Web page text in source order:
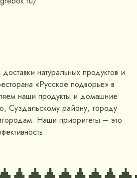
натуральных продуктов и
«Русское подворье» в
наши продукты и домашние
Суздальскому району, городу
Наши приоритеты – это